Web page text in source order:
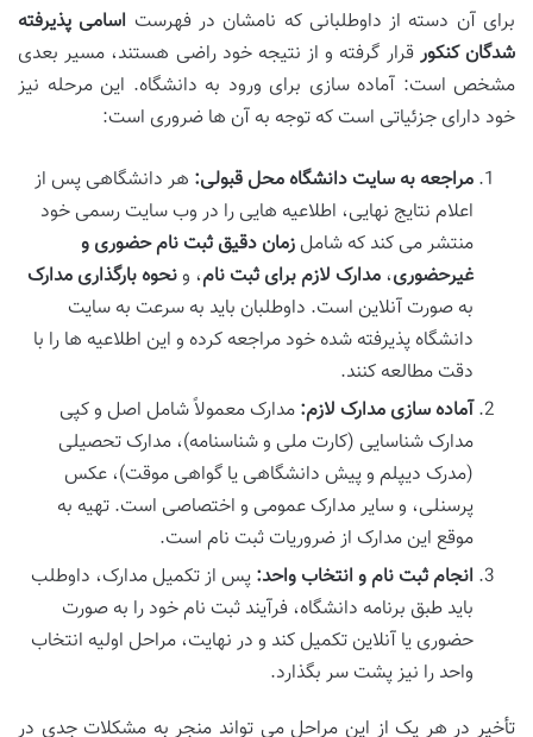
برای آن دسته از داوطلبانی که نامشان در فهرست اسامی پذیرفته
شدگان کنکور قرار گرفته و از نتیجه خود راضی هستند، مسیر بعدی
مشخص است: آماده سازی برای ورود به دانشگاه. این مرحله نیز
خود دارای جزئیاتی است که توجه به آن ها ضروری است:
مراجعه به سایت دانشگاه محل قبولی: هر دانشگاهی پس از
اعلام نتایج نهایی، اطلاعیه هایی را در وب سایت رسمی خود
منتشر می کند که شامل زمان دقیق ثبت نام حضوری و
غیرحضوری، مدارک لازم برای ثبت نام، ونحوه بارگذاری مدارک
به صورت آنلاین است. داوطلبان باید به سرعت به سایت
دانشگاه پذیرفته شده خود مراجعه کرده و این اطلاعیه ها را با
دقت مطالعه کنند.
آماده سازی مدارک لازم: مدارک معمولاً شامل اصل و کپی
مدارک شناسایی (کارت ملی و شناسنامه)، مدارک تحصیلی
(مدرک دیپلم و پیش دانشگاهی یا گواهی موقت)، عکس
پرسنلی، و سایر مدارک عمومی و اختصاصی است. تهیه به
موقع این مدارک از ضروریات ثبت نام است.
انجام ثبت نام و انتخاب واحد: پس از تکمیل مدارک، داوطلب
باید طبق برنامه دانشگاه، فرآیند ثبت نام خود را به صورت
حضوری یا آنلاین تکمیل کند و در نهایت، مراحل اولیه انتخاب
واحد را نیز پشت سر بگذارد.
تأخیر در هر یک از این مراحل می تواند منجر به مشکلات جدی در